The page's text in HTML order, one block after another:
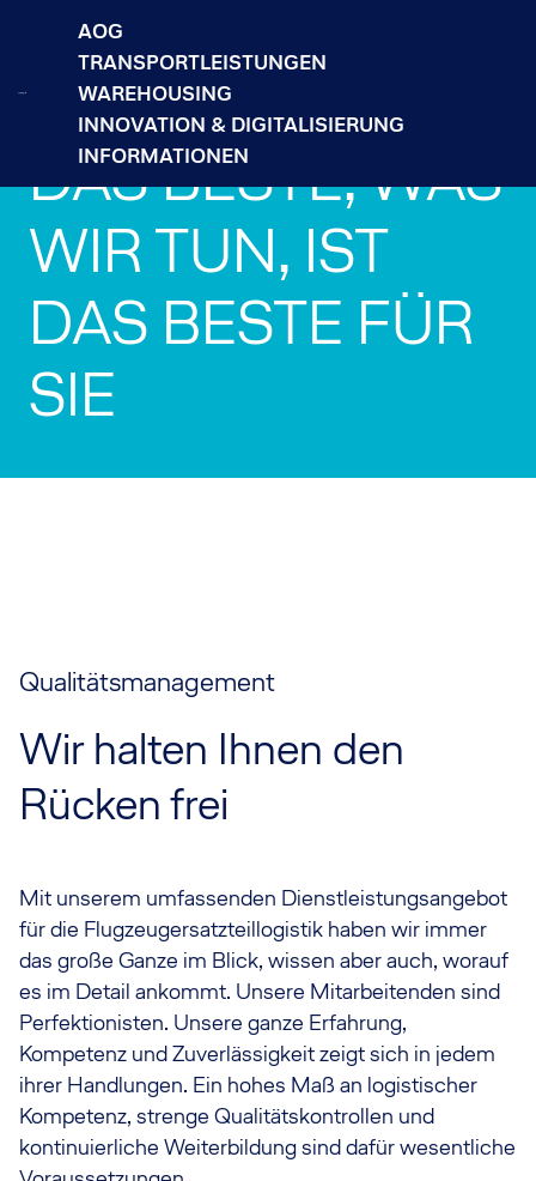
AOG
TRANSPORTLEISTUNGEN
WAREHOUSING
INNOVATION & DIGITALISIERUNG
INFORMATIONEN
DAS BESTE, WAS
WIR TUN, IST
DAS BESTE FÜR
SIE
Qualitätsmanagement
Wir halten Ihnen den
Rücken frei
Mit unserem umfassenden Dienstleistungsangebot
für die Flugzeugersatzteillogistik haben wir immer
das große Ganze im Blick, wissen aber auch, worauf
es im Detail ankommt. Unsere Mitarbeitenden sind
Perfektionisten. Unsere ganze Erfahrung,
Kompetenz und Zuverlässigkeit zeigt sich in jedem
ihrer Handlungen. Ein hohes Maß an logistischer
Kompetenz, strenge Qualitätskontrollen und
kontinuierliche Weiterbildung sind dafür wesentliche